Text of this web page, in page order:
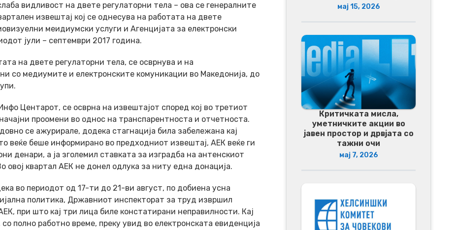
видливост на двете регулаторни тела – ова се генералните
извештај кој се однесува на работата на двете
меидиумски услуги и Агенцијата за електронски
јули – септември 2017 година.
на двете регулаторни тела, се осврнува и на
со медиумите и електронските комуникации во Македонија, до
Центарот, се осврна на извештајот според кој во третиот
проомени во однос на транспарентноста и отчетноста.
се ажурирале, додека стагнација била забележана кај
веќе беше информирано во предходниот извештај, АЕК веќе ги
денари, а ја зголемил ставката за изградба на антенскиот
квартал АЕК не донел одлука за ниту една донација.
во периодот од 17-ти до 21-ви август, по добиена усна
политика, Државниот инспекторат за труд извршил
при што кај три лица биле констатирани неправилности. Кај
полно работно време, преку увид во електронската евиденција
мај 15, 2026
Критичката мисла,
уметничките акции во
јавен простор и дрвјата со
тажни очи
мај 7, 2026